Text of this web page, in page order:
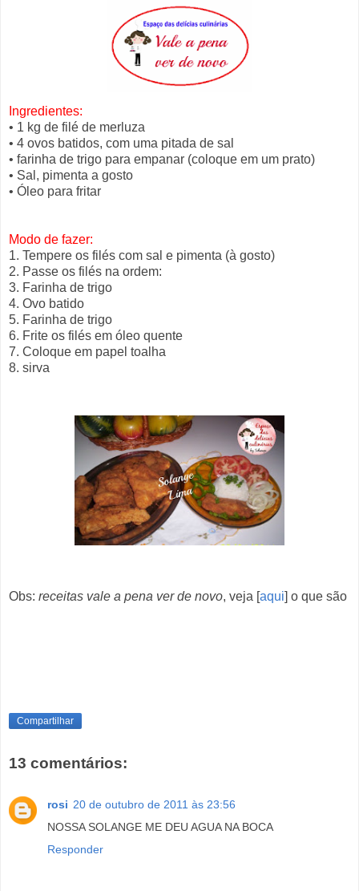
Ingredientes:
• 1 kg de filé de merluza
• 4 ovos batidos, com uma pitada de sal
• farinha de trigo para empanar (coloque em um prato)
• Sal, pimenta a gosto
• Óleo para fritar
Modo de fazer:
1. Tempere os filés com sal e pimenta (à gosto)
2. Passe os filés na ordem:
3. Farinha de trigo
4. Ovo batido
5. Farinha de trigo
6. Frite os filés em óleo quente
7. Coloque em papel toalha
8. sirva
Obs: receitas vale a pena ver de novo, veja [aqui] o que são
Compartilhar
13 comentários:
rosi 20 de outubro de 2011 às 23:56
NOSSA SOLANGE ME DEU AGUA NA BOCA
Responder